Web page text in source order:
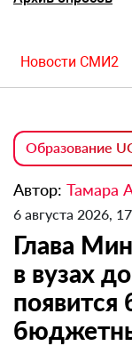
Новости СМИ2
Образование
Автор: Тамара
6 августа 2026,
Глава
в вузах
появится